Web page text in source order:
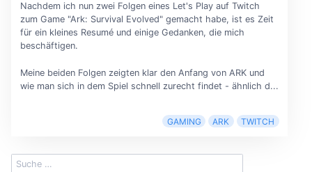
Nachdem ich nun zwei Folgen eines Let's Play auf Twitch
zum Game "Ark: Survival Evolved" gemacht habe, ist es Zeit
für ein kleines Resumé und einige Gedanken, die mich
beschäftigen.
Meine beiden Folgen zeigten klar den Anfang von ARK und
wie man sich in dem Spiel schnell zurecht findet - ähnlich d...
GAMING ARK TWITCH